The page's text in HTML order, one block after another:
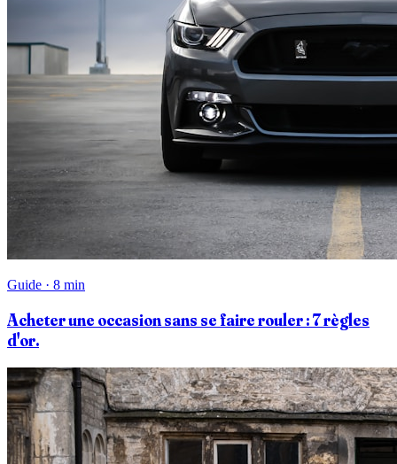
Guide · 8 min
Acheter une occasion sans se faire rouler : 7 règles
d'or.